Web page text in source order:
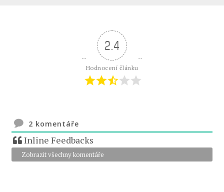
2.4
Hodnocení článku
2 komentáře
Inline Feedbacks
Zobrazit všechny komentáře